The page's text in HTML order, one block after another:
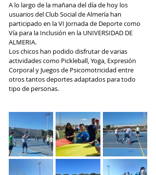
A lo largo de la mañana del día de hoy los
usuarios del Club Social de Almería han
participado en la VI Jornada de Deporte como
Vía para la Inclusión en la UNIVERSIDAD DE
ALMERIA.
Los chicos han podido disfrutar de varias
actividades como Pickleball, Yoga, Expresión
Corporal y Juegos de Psicomotricidad entre
otros tantos deportes adaptados para todo
tipo de personas.